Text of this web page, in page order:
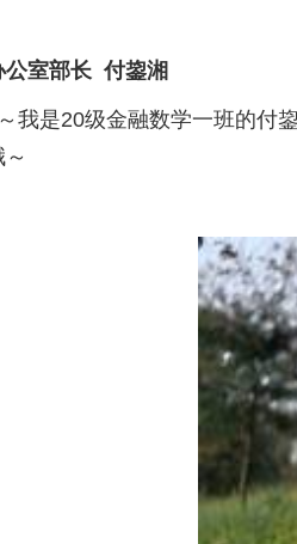
公室部长 付鋆湘
我是20级金融数学一班的付